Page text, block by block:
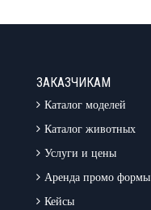
ЗАКАЗЧИКАМ
Каталог моделей
Каталог животных
Услуги и цены
Аренда промо формы
Кейсы